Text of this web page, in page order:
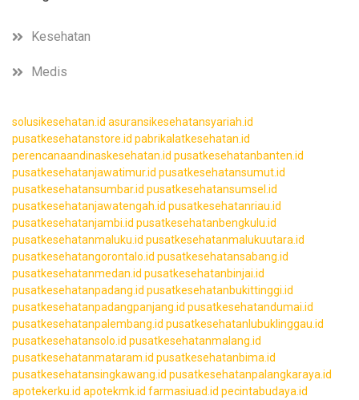
Kesehatan
Medis
solusikesehatan.id asuransikesehatansyariah.id
pusatkesehatanstore.id pabrikalatkesehatan.id
perencanaandinaskesehatan.id pusatkesehatanbanten.id
pusatkesehatanjawatimur.id pusatkesehatansumut.id
pusatkesehatansumbar.id pusatkesehatansumsel.id
pusatkesehatanjawatengah.id pusatkesehatanriau.id
pusatkesehatanjambi.id pusatkesehatanbengkulu.id
pusatkesehatanmaluku.id pusatkesehatanmalukuutara.id
pusatkesehatangorontalo.id pusatkesehatansabang.id
pusatkesehatanmedan.id pusatkesehatanbinjai.id
pusatkesehatanpadang.id pusatkesehatanbukittinggi.id
pusatkesehatanpadangpanjang.id pusatkesehatandumai.id
pusatkesehatanpalembang.id pusatkesehatanlubuklinggau.id
pusatkesehatansolo.id pusatkesehatanmalang.id
pusatkesehatanmataram.id pusatkesehatanbima.id
pusatkesehatansingkawang.id pusatkesehatanpalangkaraya.id
apotekerku.id apotekmk.id farmasiuad.id pecintabudaya.id